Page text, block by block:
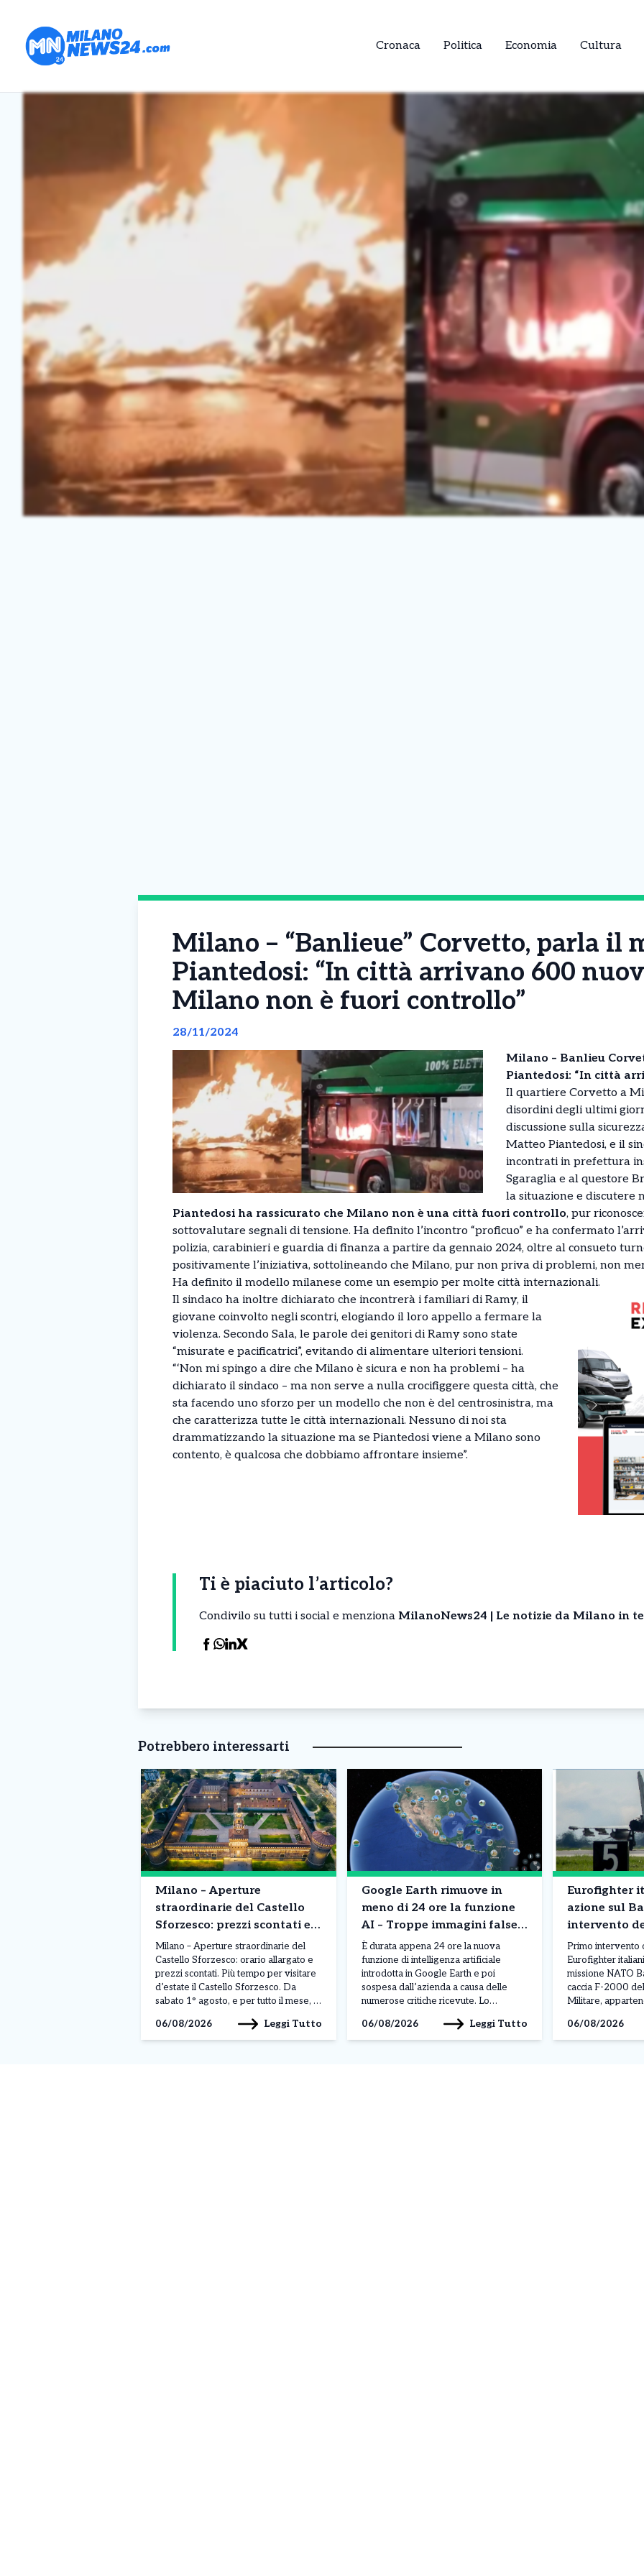
Cronaca Politica Economia Cultura
Milano – “Banlieue” Corvetto, parla il
Piantedosi: “In città arrivano 600
Milano non è fuori controllo”
28/11/2024
Milano – Banlieu
Piantedosi: “In città
Il quartiere Corvetto a
disordini degli ultimi
discussione sulla
Matteo Piantedosi, e il
incontrati in prefettura
Sgaraglia e al questore
la situazione e discutere
Piantedosi ha rassicurato che Milano non è una città fuori controllo, pur
sottovalutare segnali di tensione. Ha definito l’incontro “proficuo” e ha confermato
polizia, carabinieri e guardia di finanza a partire da gennaio 2024, oltre al consueto
positivamente l’iniziativa, sottolineando che Milano, pur non priva di problemi, non
Ha definito il modello milanese come un esempio per molte città internazionali.
Il sindaco ha inoltre dichiarato che incontrerà i familiari di Ramy, il
giovane coinvolto negli scontri, elogiando il loro appello a fermare la
violenza. Secondo Sala, le parole dei genitori di Ramy sono state
“misurate e pacificatrici”, evitando di alimentare ulteriori tensioni.
“‘Non mi spingo a dire che Milano è sicura e non ha problemi – ha
dichiarato il sindaco – ma non serve a nulla crocifiggere questa città, che
sta facendo uno sforzo per un modello che non è del centrosinistra, ma
che caratterizza tutte le città internazionali. Nessuno di noi sta
drammatizzando la situazione ma se Piantedosi viene a Milano sono
contento, è qualcosa che dobbiamo affrontare insieme”.
Ti è piaciuto l’articolo?
Condivilo su tutti i social e menziona MilanoNews24 | Le notizie da Milano in
Potrebbero interessarti
Milano – Aperture
straordinarie del Castello
Sforzesco: prezzi scontati e
orario alargato. Ecco
l’offerta speciale di Agosto
Milano – Aperture straordinarie del
Castello Sforzesco: orario allargato e
prezzi scontati. Più tempo per visitare
d’estate il Castello Sforzesco. Da
sabato 1° agosto, e per tutto il mese, il
giorno fino alle 19:30, con
un’estensione di due ore rispetto al
06/08/2026 Leggi Tutto
Google Earth rimuove in
meno di 24 ore la funzione
AI – Troppe immagini false
di disastri e incidenti
È durata appena 24 ore la nuova
funzione di intelligenza artificiale
introdotta in Google Earth e poi
sospesa dall’azienda a causa delle
numerose critiche ricevute. Lo
creare immagini generate dall’IA e
inserirle direttamente nelle mappe
06/08/2026 Leggi Tutto
Eurofighter
azione sul
intervento
NATO
Primo intervento
Eurofighter
missione NATO
caccia F-2000
Militare,
dalla base di
l’ordine ricevuto
06/08/2026